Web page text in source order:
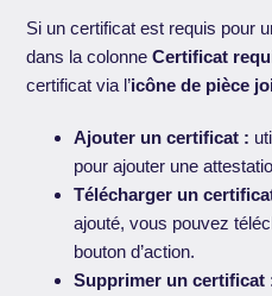
Si un certificat est requis pour
dans la colonneCertificat
certificat via l’icône de pièce
Ajouter un certificat :
pour ajouter une
Télécharger un
ajouté, vous pouvez
bouton d’action.
Supprimer un certificat